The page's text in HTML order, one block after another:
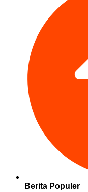
Berita Populer